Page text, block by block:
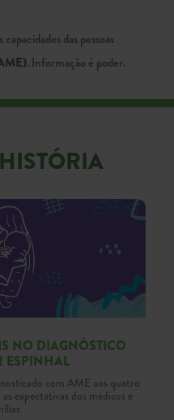
das pessoas
. Informação é poder.
NO DIAGNÓSTICO
ESPINHAL
com AME aos quatro
expectativas dos médicos e